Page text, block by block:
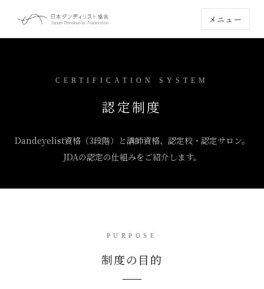
メニュー
CERTIFICATION SYSTEM
認定制度
Dandeyelist資格（3段階）と講師資格、認定校・認定サロン。
JDAの認定の仕組みをご紹介します。
PURPOSE
制度の目的